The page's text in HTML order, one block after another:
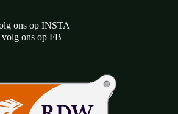
ons op INSTA
volg ons op FB